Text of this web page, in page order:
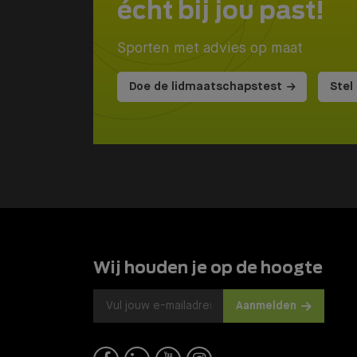
écht bij jou past!
Sporten met advies op maat
Doe de lidmaatschapstest Stel
Wij houden je op de hoogte
Aanmelden